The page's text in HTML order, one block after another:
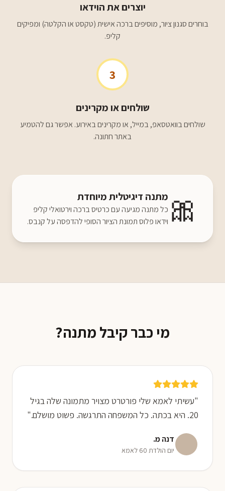
יוצרים את הוידאו
בוחרים סגנון ציור, מוסיפים ברכה אישית (טקסט או הקלטה) ומפיקים
קליפ.
3
שולחים או מקרינים
שולחים בוואטסאפ, במייל, או מקרינים באירוע. אפשר גם להטמיע
באתר חתונה.
🎀 מתנה דיגיטלית מיוחדת
כל מתנה מגיעה עם כרטיס ברכה וירטואלי קליפ
וידאו פלוס תמונת הציור הסופי להדפסה על קנבס.
מי כבר קיבל מתנה?
"עשיתי לאמא שלי פורטרט מצויר מתמונה שלה בגיל
20. היא בכתה. כל המשפחה התרגשה. פשוט מושלם."
דנה מ.
יום הולדת 60 לאמא